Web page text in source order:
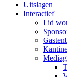
Uitslagen
Interactief
Lid